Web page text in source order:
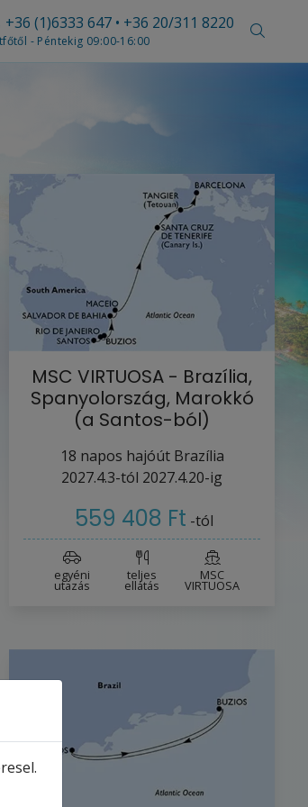
+36 (1)6333 647 • +36 20/311 8220
- Péntekig 09:00-16:00
MSC VIRTUOSA - Brazília,
Spanyolország, Marokkó
(a Santos-ból)
18 napos hajóút Brazília
2027.4.3-tól 2027.4.20-ig
559 408 Ft -tól
egyéni
utazás
teljes
ellátás
MSC
VIRTUOSA